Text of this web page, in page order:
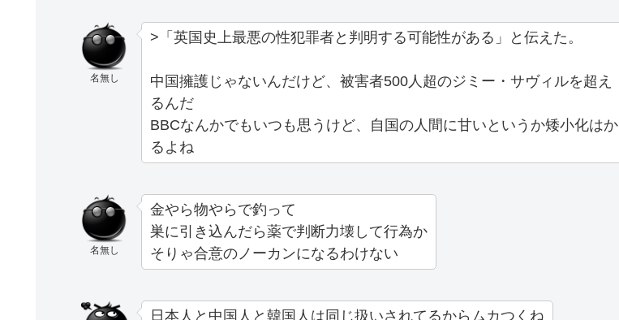
名無し
>「英国史上最悪の性犯罪者と判明する可能性がある」と伝えた。
中国擁護じゃないんだけど、被害者500人超のジミー・サヴィルを超え
るんだ
BBCなんかでもいつも思うけど、自国の人間に甘いというか矮小化はか
るよね
名無し
金やら物やらで釣って
巣に引き込んだら薬で判断力壊して行為か
そりゃ合意のノーカンになるわけない
日本人と中国人と韓国人は同じ扱いされてるからムカつくね